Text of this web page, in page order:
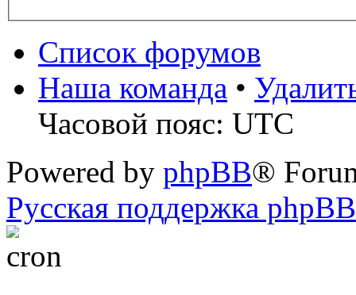
Список форумов
Наша команда •
Часовой пояс: UTC
Powered by phpBB®
Русская поддержка phpBB